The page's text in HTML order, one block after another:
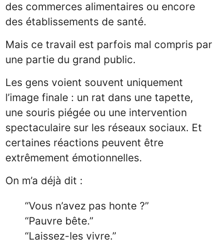
des commerces alimentaires ou encore
des établissements de santé.
Mais ce travail est parfois mal compris par
une partie du grand public.
Les gens voient souvent uniquement
l’image finale : un rat dans une tapette,
une souris piégée ou une intervention
spectaculaire sur les réseaux sociaux. Et
certaines réactions peuvent être
extrêmement émotionnelles.
On m’a déjà dit :
“Vous n’avez pas honte ?”
“Pauvre bête.”
“Laissez-les vivre.”